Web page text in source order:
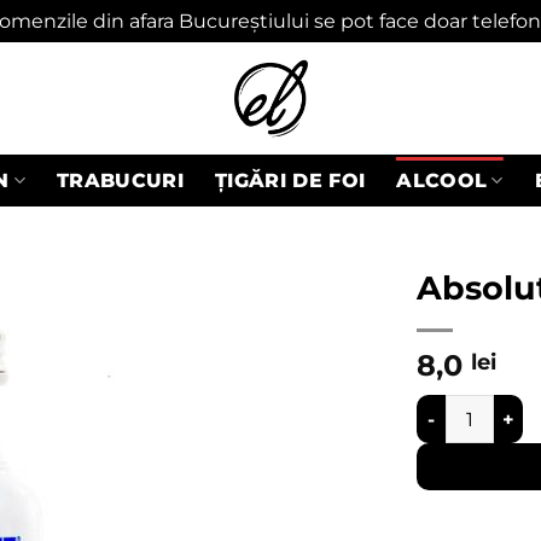
din afara Bucureștiului se pot face doar
TRABUCURI ȚIGĂRI DE FOI ALCOOL
8,0 lei
Cantitate